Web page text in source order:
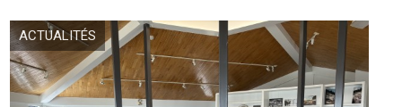
ACTUALITÉS